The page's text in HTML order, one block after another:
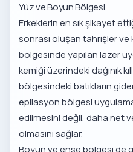
Yüz ve Boyun Bölgesi
Erkeklerin en sık şikayet
sonrası oluşan tahrişler ve
bölgesinde yapılan lazer
kemiği üzerindeki dağınık
bölgesindeki batıkların
epilasyon bölgesi
edilmesini değil, daha net
olmasını sağlar.
Boyun ve ense bölgesi de